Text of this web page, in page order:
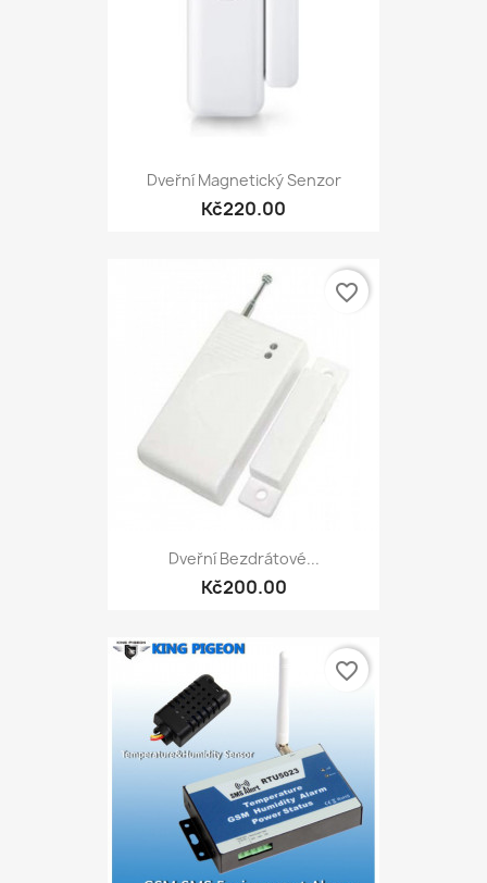
Dveřní Magnetický Senzor
Kč220.00
Dveřní Bezdrátové...
Kč200.00
favorite_border
favorite_border